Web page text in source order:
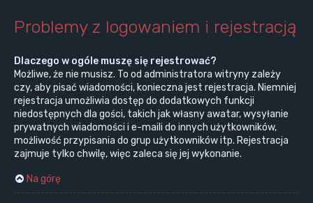
Problemy z logowaniem i rejestracją
Dlaczego w ogóle muszę się rejestrować?
Możliwe, że nie musisz. To od administratora witryny zależy
czy, aby pisać wiadomości, konieczna jest rejestracja. Niemniej
rejestracja umożliwia dostęp do dodatkowych funkcji
niedostępnych dla gości, takich jak własny awatar, wysyłanie
prywatnych wiadomości i e-maili do innych użytkowników,
możliwość przypisania do grup użytkowników itp. Rejestracja
zajmuje tylko chwilę, więc zaleca się jej wykonanie.
Na górę